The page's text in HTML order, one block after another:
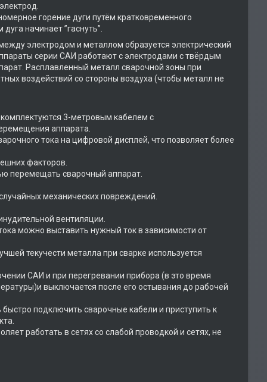
горение дуги путём кратковременного
начинает ”гаснуть”.
электродом и металлом образуется электрический
серии САИ работают с электродами с твёрдым
Расплавленный металл сварочной зоны при
воздействий со стороны воздуха (чтобы металл не
3-метровым кабелем с
аппарата.
тока на цифровой дисплей, что позволяет более
факторов.
перемещать сварочный аппарат.
механических повреждений.
вентиляции.
можно выставить нужный ток в зависимости от
текучести металла при сварке используется
САИ и при перегревании прибора (в это время
выключается после его остывания до рабочей
подключить сварочные кабели и приступить к
работать в сетях со слабой проводкой и сетях, не